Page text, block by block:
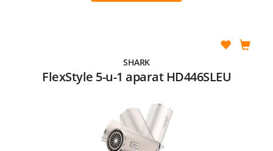
SHARK
FlexStyle 5-u-1 aparat HD446SLEU